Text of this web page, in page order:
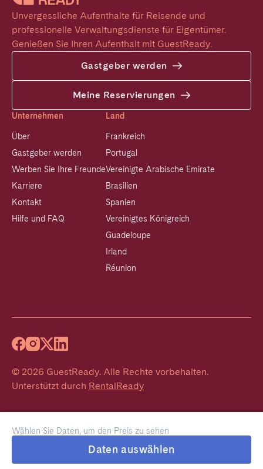
Wählen Sie Daten, um den Preis zu sehen
Daten auswählen
Unvergessliche Aufenthalte für Reisende und
professionelle Verwaltungsdienste für Eigentümer.
Genießen Sie Ihren Aufenthalt mit GuestReady.
Gastgeber werden
Meine Reservierungen
Unternehmen
Über
Gastgeber werden
Werben Sie Ihre Freunde
Karriere
Kontakt
Hilfe und FAQ
Land
Frankreich
Portugal
Vereinigte Arabische Emirate
Brasilien
Spanien
Vereinigtes Königreich
Guadeloupe
Irland
Réunion
© 2026 GuestReady. Alle Rechte vorbehalten.
Unterstützt durch RentalReady